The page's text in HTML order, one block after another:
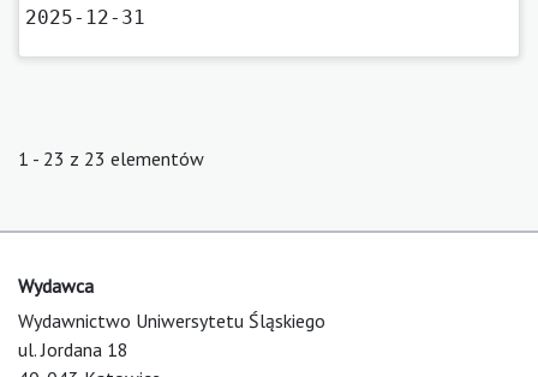
2025-12-31
1 - 23 z 23 elementów
Wydawca
Wydawnictwo Uniwersytetu Śląskiego
ul. Jordana 18